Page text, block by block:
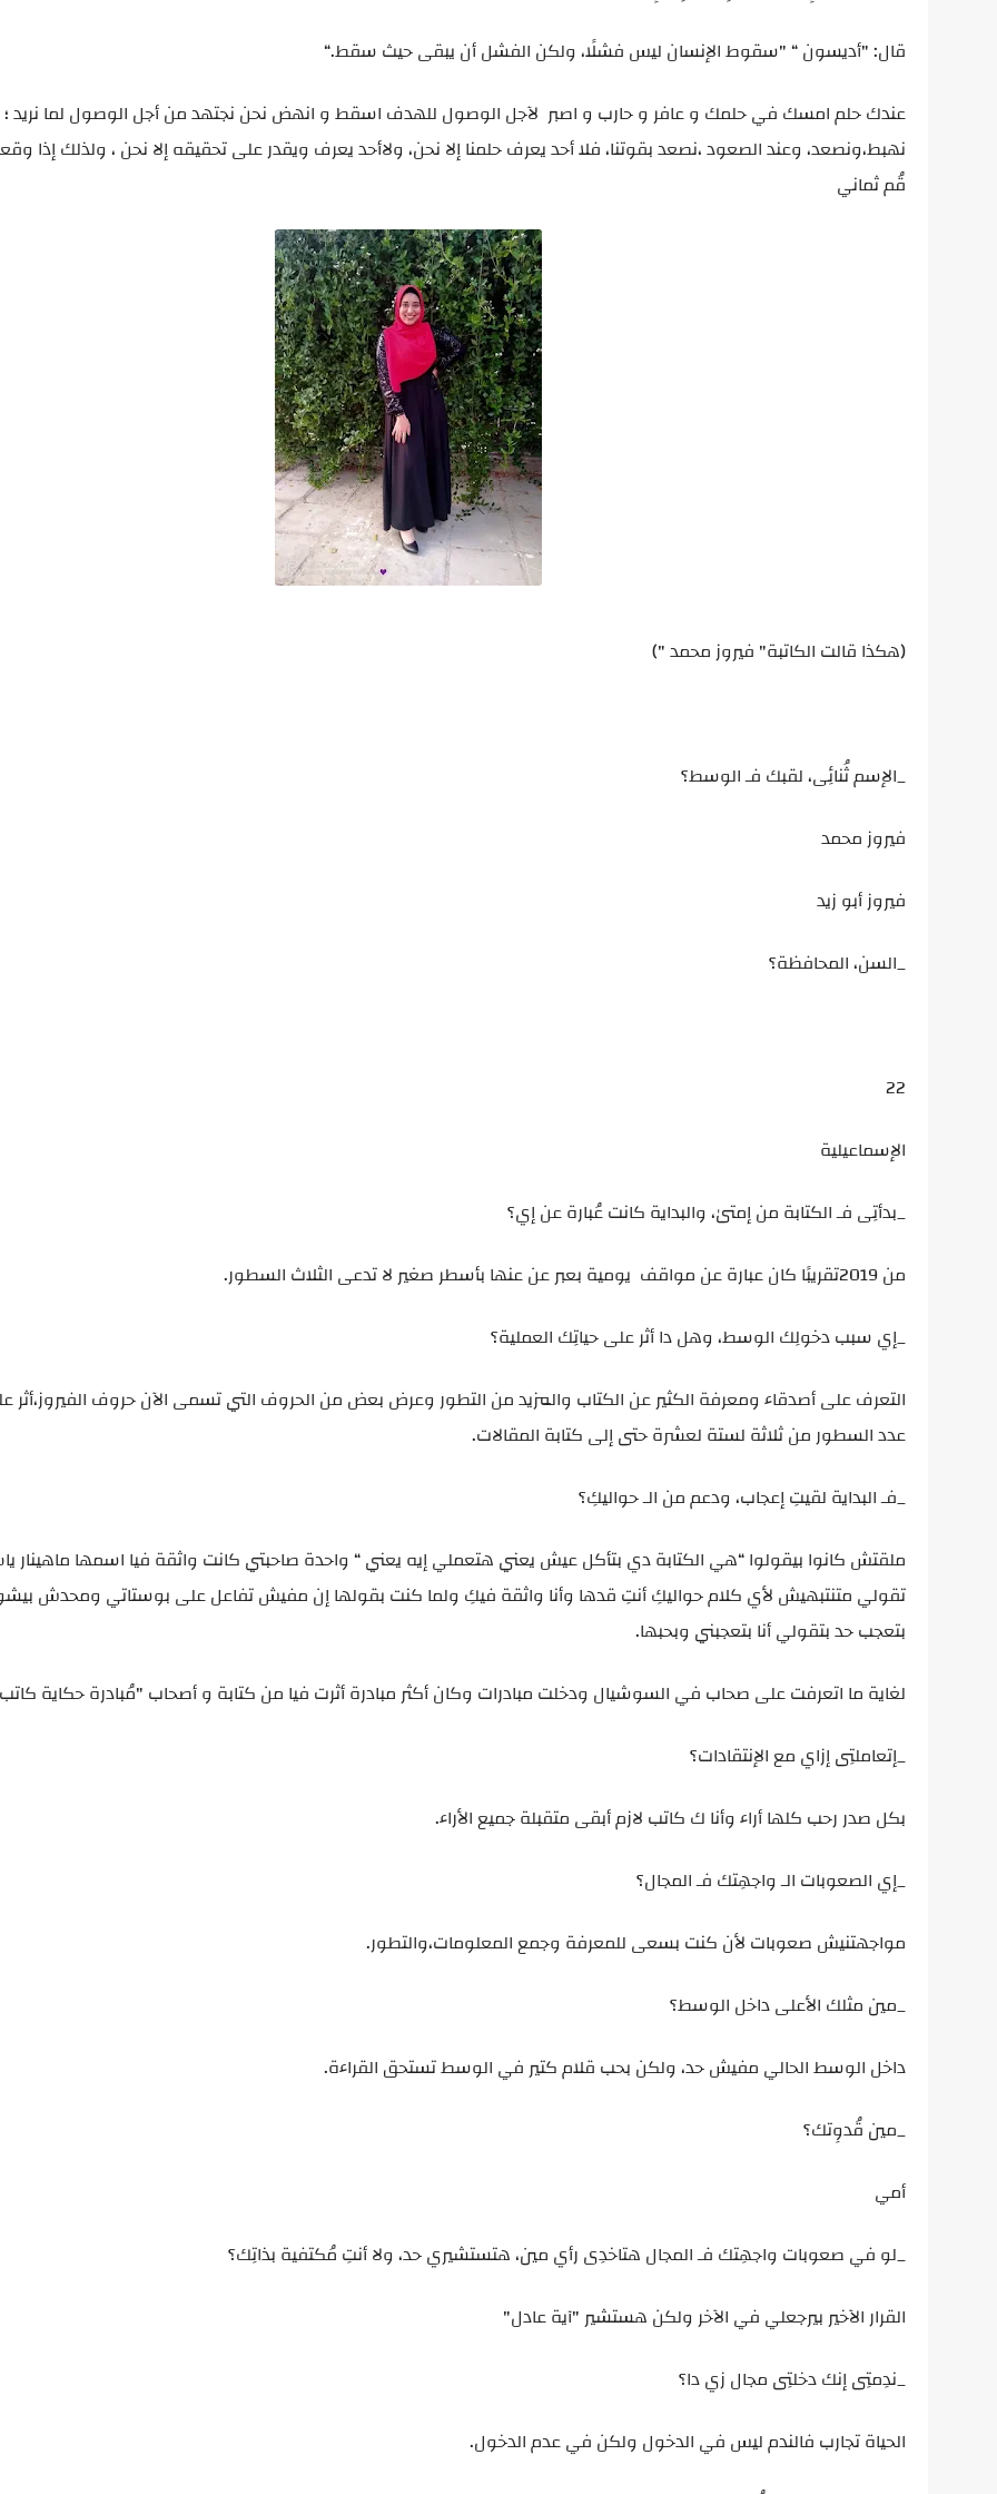
قال: "أديسون “ "سقوط الإنسان ليس فشلًا، ولكن الفشل أن يبقى حيث سقط.“
عندك حلم امسك في حلمك و عافر و حارب و اصبر لآجل الوصول للهدف اسقط و انهض نحن نجتهد من أجل الوصول لما نريد ؛
نهبط،ونصعد، وعند الصعود ،نصعد بقوتنا، فلا أحد يعرف حلمنا إلا نحن، ولاأحد يعرف ويقدر على تحقيقه إلا نحن ، ولذلك إذا
قُم ثماني
(هكذا قالت الكاتبة" فيروز محمد ")
_الإسم ثُنائِى، لقبك فـ الوسط؟
فيروز محمد
فيروز أبو زيد
_السن، المحافظة؟
22
الإسماعيلية
_بدأتِى فـ الكتابة من إمتىٰ، والبداية كانت عُبارة عن إي؟
من 2019تقريبًا كان عبارة عن مواقف يومية بعبر عن عنها بأسطر صغير لا تدعى الثلاث السطور.
_إي سبب دخولِك الوسط، وهل دا أثر على حياتِك العملية؟
التعرف على أصدقاء ومعرفة الكثير عن الكتاب والمزيد من التطور وعرض بعض من الحروف التي تسمى الآن حروف الفيروز،أثر
عدد السطور من ثلاثة لستة لعشرة حتى إلى كتابة المقالات.
_فـ البداية لقيتِ إعجاب، ودعم من الـ حواليكِ؟
ملقتش كانوا بيقولوا “هي الكتابة دي بتأكل عيش يعني هتعملي إيه يعني “ واحدة صاحبتي كانت واثقة فيا اسمها ماهينار
تقولي متنتبهيش لأي كلام حواليكِ أنتِ قدها وأنا واثقة فيكِ ولما كنت بقولها إن مفيش تفاعل على بوستاتي ومحدش
بتعجب حد بتقولي أنا بتعجبني وبحبها.
لغاية ما اتعرفت على صحاب في السوشيال ودخلت مبادرات وكان أكثر مبادرة أثرت فيا من كتابة و أصحاب "مُبادرة حكاية
_إتعاملتِى إزاي مع الإنتقادات؟
بكل صدر رحب كلها أراء وأنا ك كاتب لازم أبقى متقبلة جميع الأراء.
_إي الصعوبات الـ واجهِتك فـ المجال؟
مواجهتنيش صعوبات لأن كنت بسعى للمعرفة وجمع المعلومات،والتطور.
_مين مثلك الأعلى داخل الوسط؟
داخل الوسط الحالي مفيش حد، ولكن بحب قلام كتير في الوسط تستحق القراءة.
_مين قُدوِتك؟
أمي
_لو في صعوبات واجهِتك فـ المجال هتاخدِى رأي مين، هتستشيري حد، ولا أنتِ مُكتفية بذاتِك؟
القرار الآخير بيرجعلي في الآخر ولكن هستشير "آية عادل"
_ندِمتِى إنك دخلتِى مجال زي دا؟
الحياة تجارب فالندم ليس في الدخول ولكن في عدم الدخول.